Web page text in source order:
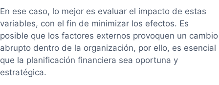
En ese caso, lo mejor es evaluar el impacto de estas
variables, con el fin de minimizar los efectos. Es
posible que los factores externos provoquen un cambio
abrupto dentro de la organización, por ello, es esencial
que la planificación financiera sea oportuna y
estratégica.